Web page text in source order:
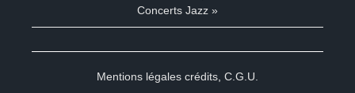
Concerts Jazz »
Mentions légales crédits C.G.U.